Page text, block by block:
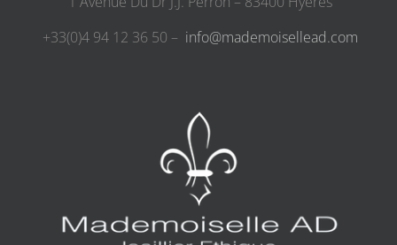
+33(0)4 94 12 36 50 – info@mademoisellead.com